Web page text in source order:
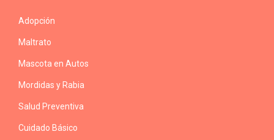
Adopción
Maltrato
Mascota en Autos
Mordidas y Rabia
Salud Preventiva
Cuidado Básico